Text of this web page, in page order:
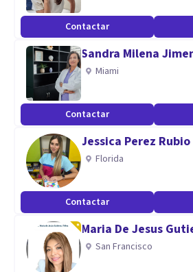
intrafamiliares.
Contactar
Sandra Milena
Miami
Contactar
Jessica Perez Rubio
Florida
Contactar
Maria De Jesus
San Francisco